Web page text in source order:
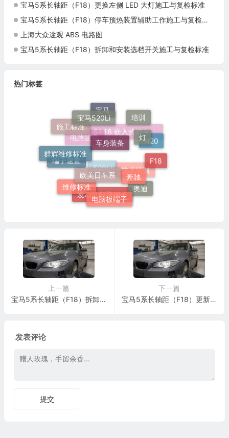
宝马5系长轴距（F18）更换左侧 LED 大灯施工与复检标准
宝马5系长轴距（F18）停车预热装置辅助工作施工与复检标准
上海大众途观 ABS 电路图
宝马5系长轴距（F18）拆卸和安装选档开关施工与复检标准
热门标签
宝马520Li
车身装备 灯
培训
宝马
施工标准
群辉维修标准
欧美日车系
奔驰
F18
N20
51 16 嵌入式烟灰缸托架
电路速查
端子速查
维修标准
电脑板端子
奥迪
技术培训
520Li
发动机电脑端子
上一篇
宝马5系长轴距（F18）拆卸和安装或更新中间扶手杂物箱 LED 指示灯施工与复检标准
下一篇
宝马5系长轴距（F18）更新前车内开门器的 LED 指示灯施工与复检标准
发表评论